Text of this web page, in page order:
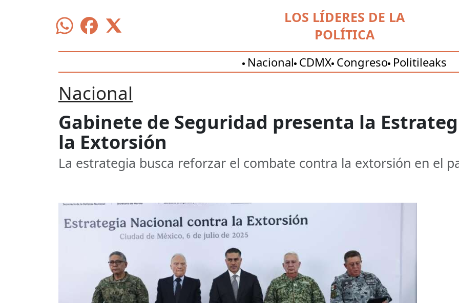
LOS LÍDERES DE LA
POLÍTICA
Nacional CDMX Congreso Politileaks
Nacional
Gabinete de Seguridad presenta la
la Extorsión
La estrategia busca reforzar el combate contra la extorsión en el